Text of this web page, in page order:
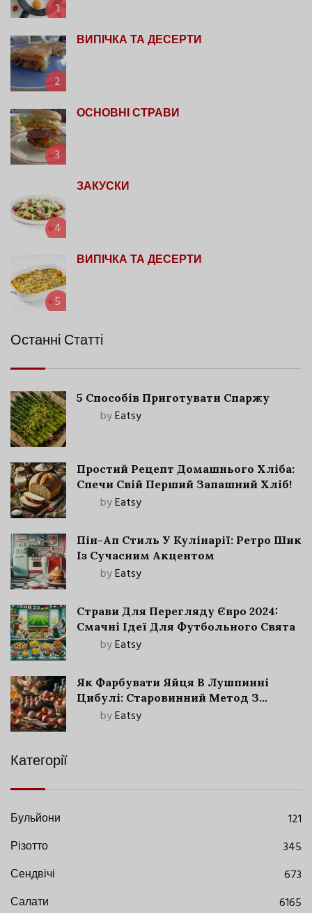
1
2
ВИПІЧКА ТА ДЕСЕРТИ
3
ОСНОВНІ СТРАВИ
4
ЗАКУСКИ
5
ВИПІЧКА ТА ДЕСЕРТИ
Останні Статті
5 Способів Приготувати Спаржу
byEatsy
Простий Рецепт Домашнього Хліба:
Спечи Свій Перший Запашний Хліб!
byEatsy
Пін-Ап Стиль У Кулінарії: Ретро Шик
Із Сучасним Акцентом
byEatsy
Страви Для Перегляду Євро 2024:
Смачні Ідеї Для Футбольного Свята
byEatsy
Як Фарбувати Яйця В Лушпинні
Цибулі: Старовинний Метод З
Сучасними Нюансами
byEatsy
Категорії
Бульйони
121
Різотто
345
Сендвічі
673
Салати
6165